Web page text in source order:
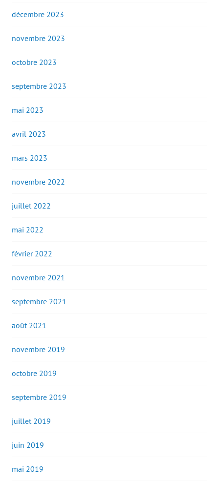
décembre 2023
novembre 2023
octobre 2023
septembre 2023
mai 2023
avril 2023
mars 2023
novembre 2022
juillet 2022
mai 2022
février 2022
novembre 2021
septembre 2021
août 2021
novembre 2019
octobre 2019
septembre 2019
juillet 2019
juin 2019
mai 2019